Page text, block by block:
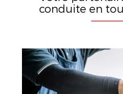
conduite en